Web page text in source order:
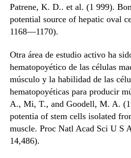
Patrene, K. D.. et al. (1 999).
potential source of hepatic oval
1168—1170).
Otra área de estudio activo ha
hematopoyético de las células
músculo y la habilidad de las
hematopoyéticas para producir
A., Mi, T., and Goodell, M. A.
potentia of stem cells isolated
muscle. Proc Natl Acad Sci U S
14,486).